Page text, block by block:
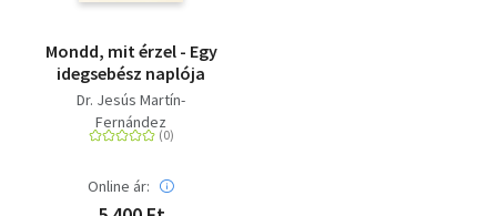
Mondd, mit érzel - Egy
idegsebész naplója
Dr. Jesús Martín-
Fernández
Online ár: